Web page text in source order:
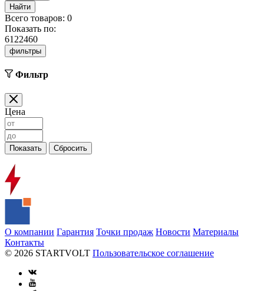
Найти
Всего товаров: 0
Показать по:
6122460
фильтры
Фильтр
Цена
О компании Гарантия Точки продаж Новости Материалы
Контакты
© 2026 STARTVOLT Пользовательское соглашение